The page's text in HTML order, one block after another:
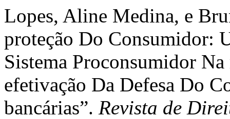
Lopes, Aline Medina, e
proteção Do Consumidor:
Sistema Proconsumidor
efetivação Da Defesa Do
bancárias”. Revista de